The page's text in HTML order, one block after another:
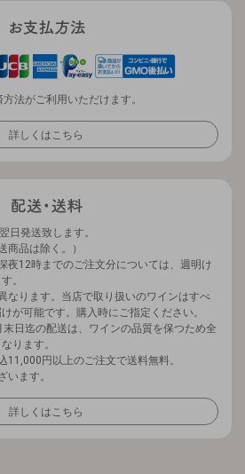
方法がご利用いただけます。
詳しくはこちら
日発送致します。
商品は除く。）
夜12時までのご注文分については、週明け
。
なります。当店で取り扱いのワインはすべ
が可能です。購入時にご指定ください。
日迄の配送は、ワインの品質を保つため全
ります。
11,000円以上のご注文で送料無料。
います。
詳しくはこちら